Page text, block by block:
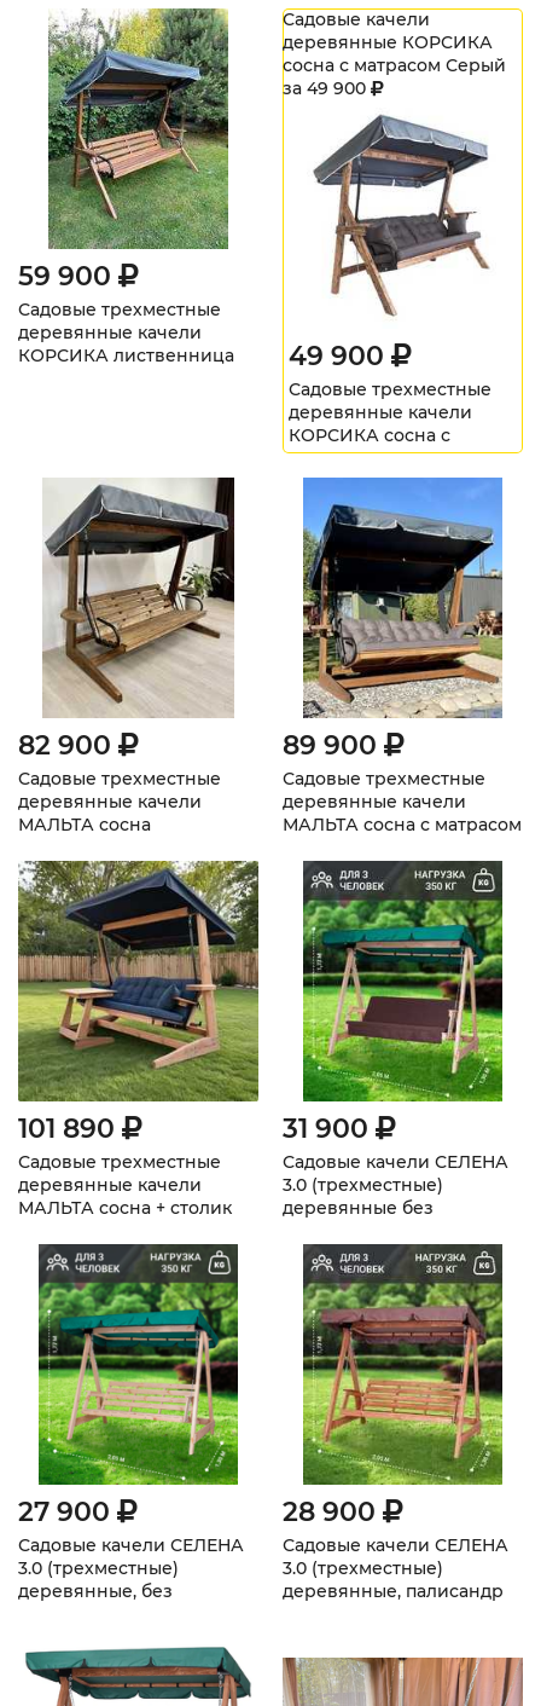
москитная сетка
59 900
Садовые трехместные
деревянные качели
КОРСИКА лиственница
Садовые качели
деревянные КОРСИКА
сосна с матрасом Серый
за 49 900
49 900
Садовые трехместные
деревянные качели
КОРСИКА сосна с
матрасом Серый
82 900
Садовые трехместные
деревянные качели
МАЛЬТА сосна
89 900
Садовые трехместные
деревянные качели
МАЛЬТА сосна с матрасом
101 890
Садовые трехместные
деревянные качели
МАЛЬТА сосна + столик
31 900
Садовые качели СЕЛЕНА
3.0 (трехместные)
деревянные без
27 900
Садовые качели СЕЛЕНА
3.0 (трехместные)
деревянные, без
28 900
Садовые качели СЕЛЕНА
3.0 (трехместные)
деревянные, палисандр